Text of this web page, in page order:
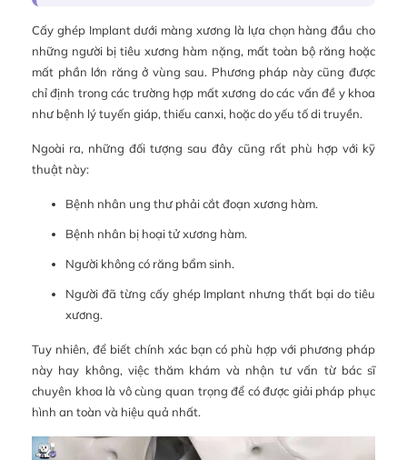
Cấy ghép Implant dưới màng xương là lựa chọn hàng đầu cho
những người bị tiêu xương hàm nặng, mất toàn bộ răng hoặc
mất phần lớn răng ở vùng sau. Phương pháp này cũng được
chỉ định trong các trường hợp mất xương do các vấn đề y khoa
như bệnh lý tuyến giáp, thiếu canxi, hoặc do yếu tố di truyền.
Ngoài ra, những đối tượng sau đây cũng rất phù hợp với kỹ
thuật này:
Bệnh nhân ung thư phải cắt đoạn xương hàm.
Bệnh nhân bị hoại tử xương hàm.
Người không có răng bẩm sinh.
Người đã từng cấy ghép Implant nhưng thất bại do tiêu
xương.
Tuy nhiên, để biết chính xác bạn có phù hợp với phương pháp
này hay không, việc thăm khám và nhận tư vấn từ bác sĩ
chuyên khoa là vô cùng quan trọng để có được giải pháp phục
hình an toàn và hiệu quả nhất.